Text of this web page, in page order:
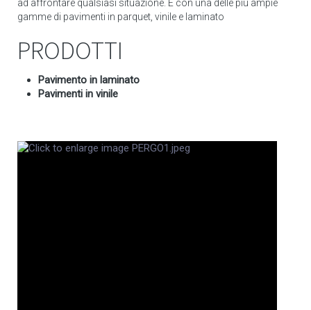
ad affrontare qualsiasi situazione. E con una delle più ampie
gamme di pavimenti in parquet, vinile e laminato
PRODOTTI
Pavimento in laminato
Pavimenti in vinile